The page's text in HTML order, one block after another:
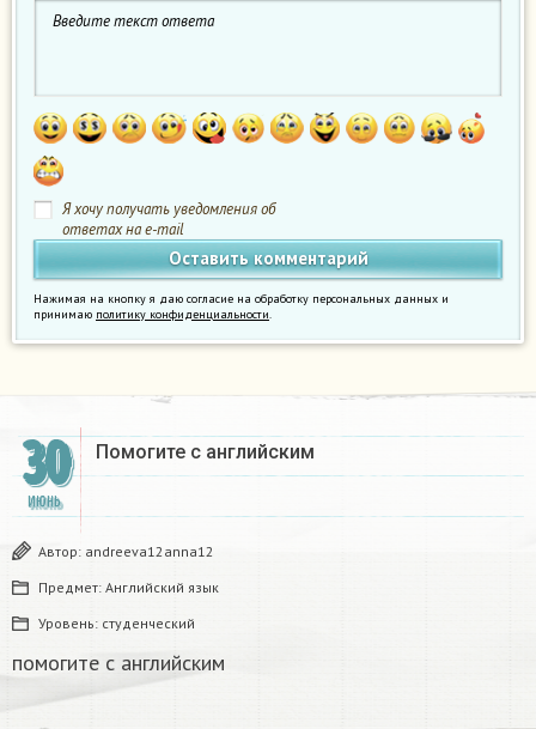
Я хочу получать уведомления об
ответах на e-mail
Нажимая на кнопку я даю согласие на обработку персональных данных и
принимаю политику конфиденциальности.
30
ИЮНЬ
Помогите с английским
Автор: andreeva12anna12
Предмет: Английский язык
Уровень: студенческий
помогите с английским